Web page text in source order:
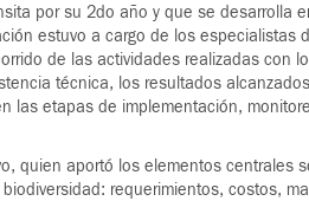
por su 2do año y que se desarrolla
estuvo a cargo de los especialistas
de las actividades realizadas con
técnica, los resultados
las etapas de implementación,
quien aportó los elementos centrales
requerimientos, costos,